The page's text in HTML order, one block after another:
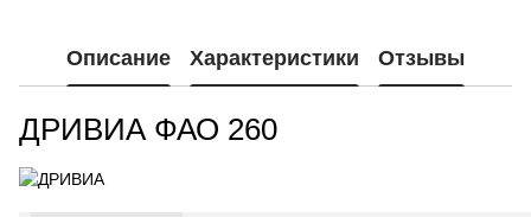
Описание Характеристики Отзывы
ДРИВИА ФАО 260